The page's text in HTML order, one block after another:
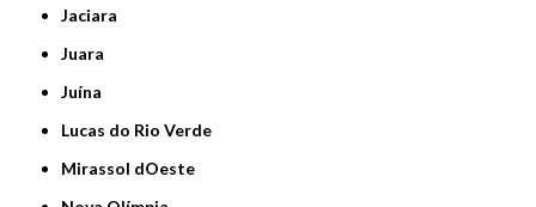
Jaciara
Juara
Juína
Lucas do Rio Verde
Mirassol dOeste